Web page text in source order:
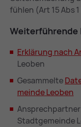
fühlen (Art 15 Abs
Wei­ter­füh­ren­de
Er­klä­rung nach
Leoben
Gesammelte
mein­de Leo­ben
Stadtgemeinde